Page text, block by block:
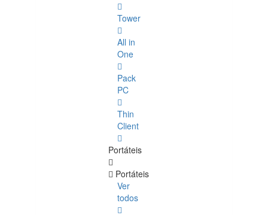
Tower
All in
One
Pack
PC
Thin
Client
Portáteis
Portáteis
Ver
todos